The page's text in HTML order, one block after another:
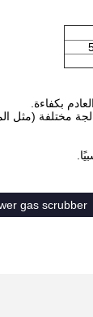
مختلفة (مثل
gas scrubber